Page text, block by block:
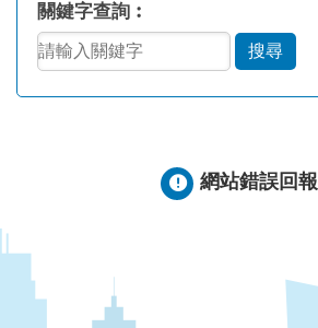
關鍵字查詢︰
網站錯誤回報